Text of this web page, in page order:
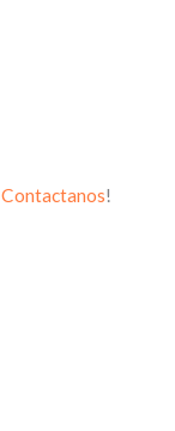
Contactanos!